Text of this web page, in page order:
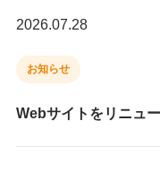
2026.07.28
お知らせ
Webサイトをリニュ